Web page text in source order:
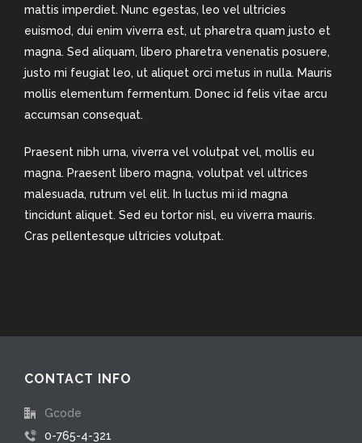
mattis imperdiet. Nunc egestas, leo vel ultricies
euismod, dui enim viverra est, ut pharetra quam justo et
magna. Sed aliquam, libero pharetra venenatis posuere,
justo mi feugiat leo, ut aliquet orci metus in nulla. Mauris
mollis elementum fermentum. Donec id felis vitae arcu
accumsan consequat.
Praesent nibh urna, viverra vel volutpat vel, mollis eu
magna. Praesent libero magna, volutpat vel ultrices
malesuada, rutrum vel elit. In luctus mi id magna
tincidunt aliquet. Sed eu tortor nisl, eu viverra mauris.
Cras pellentesque ultricies volutpat.
CONTACT INFO
Gcode
0-765-4-321